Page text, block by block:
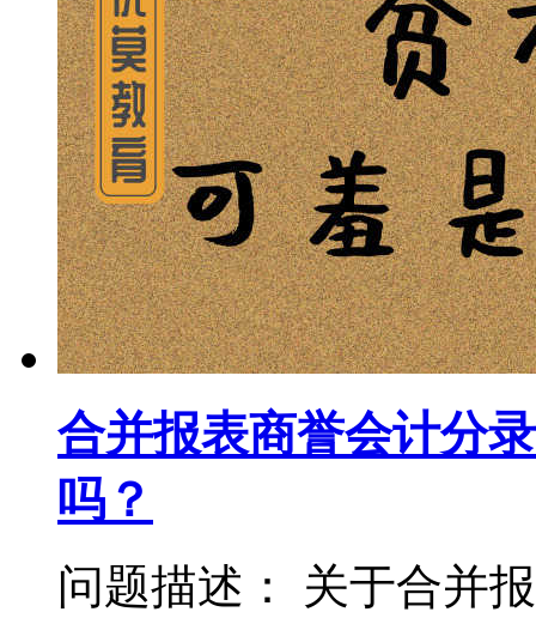
合并报表商誉会计分
吗？
问题描述： 关于合并